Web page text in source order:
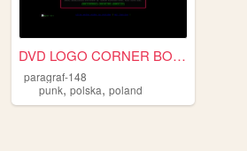
DVD LOGO CORNER BOOM + NYAN ...
paragraf-148
punk, polska, poland